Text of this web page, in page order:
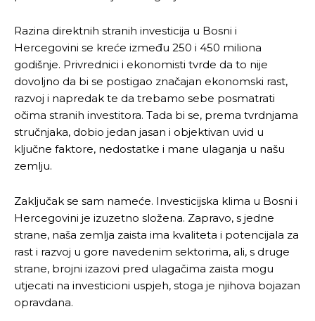
Razina direktnih stranih investicija u Bosni i
Hercegovini se kreće između 250 i 450 miliona
godišnje. Privrednici i ekonomisti tvrde da to nije
dovoljno da bi se postigao značajan ekonomski rast,
razvoj i napredak te da trebamo sebe posmatrati
očima stranih investitora. Tada bi se, prema tvrdnjama
stručnjaka, dobio jedan jasan i objektivan uvid u
ključne faktore, nedostatke i mane ulaganja u našu
zemlju.
Zaključak se sam nameće. Investicijska klima u Bosni i
Hercegovini je izuzetno složena. Zapravo, s jedne
strane, naša zemlja zaista ima kvaliteta i potencijala za
rast i razvoj u gore navedenim sektorima, ali, s druge
strane, brojni izazovi pred ulagačima zaista mogu
utjecati na investicioni uspjeh, stoga je njihova bojazan
opravdana.